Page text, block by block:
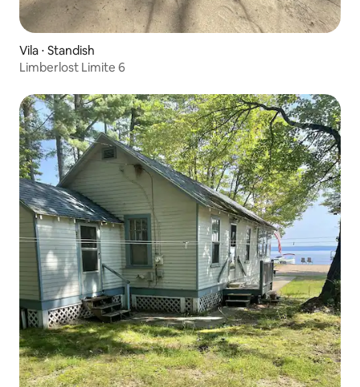
Vila ⋅ Standish
Limberlost Limite 6